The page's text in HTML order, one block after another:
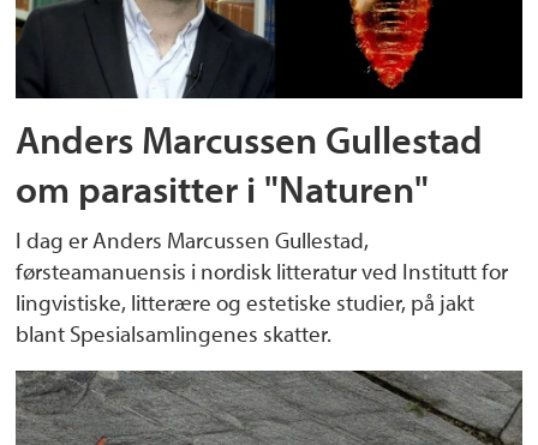
Anders Marcussen Gullestad
om parasitter i "Naturen"
I dag er Anders Marcussen Gullestad,
førsteamanuensis i nordisk litteratur ved Institutt for
lingvistiske, litterære og estetiske studier, på jakt
blant Spesialsamlingenes skatter.